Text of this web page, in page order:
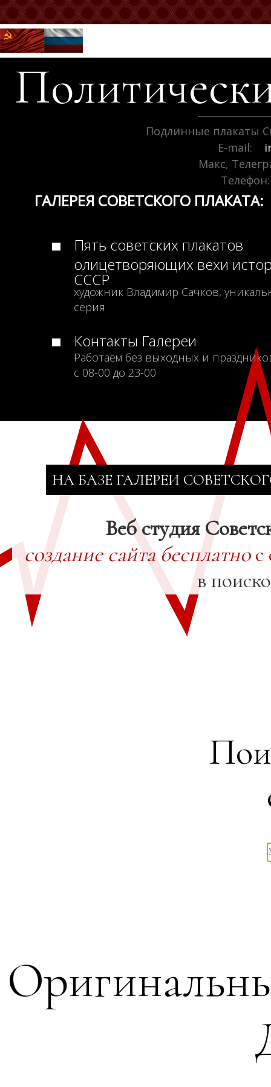
Подлинные плакаты
E-mail:
Макс,
Телефон:
ГАЛЕРЕЯ СОВЕТСКОГО ПЛАКАТА:
Пять советских плакатов
олицетворяющих вехи
СССР
художник Владимир Сачков,
серия
Контакты Галереи
Работаем без выходных и
с 08-00 до 23-00
НА БАЗЕ ГАЛЕРЕИ
Веб студия
создание сайта бесплатнос
в